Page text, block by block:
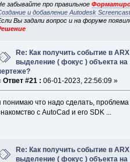
забывайте про правильное
и добавление Autodesk
Вы задали вопрос и на форуме
Re: Как получить событие в ARX
выделение ( фокус ) объекта на
Ответ #21 : 06-01-2023, 22:56:09 »
понимаю что надо сделать, проблема
с AutoCad и его SDK ...
Re: Как получить событие в ARX
выделение ( фокус ) объекта на